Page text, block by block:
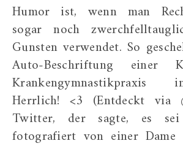
Humor ist, wenn man Rechtschreibfehler
sogar noch
Gunsten verwendet. So
Auto-Beschriftung einer
Herrlich! <3 (Entdeckt via
Twitter, der sagte, es sei
fotografiert von einer Dame